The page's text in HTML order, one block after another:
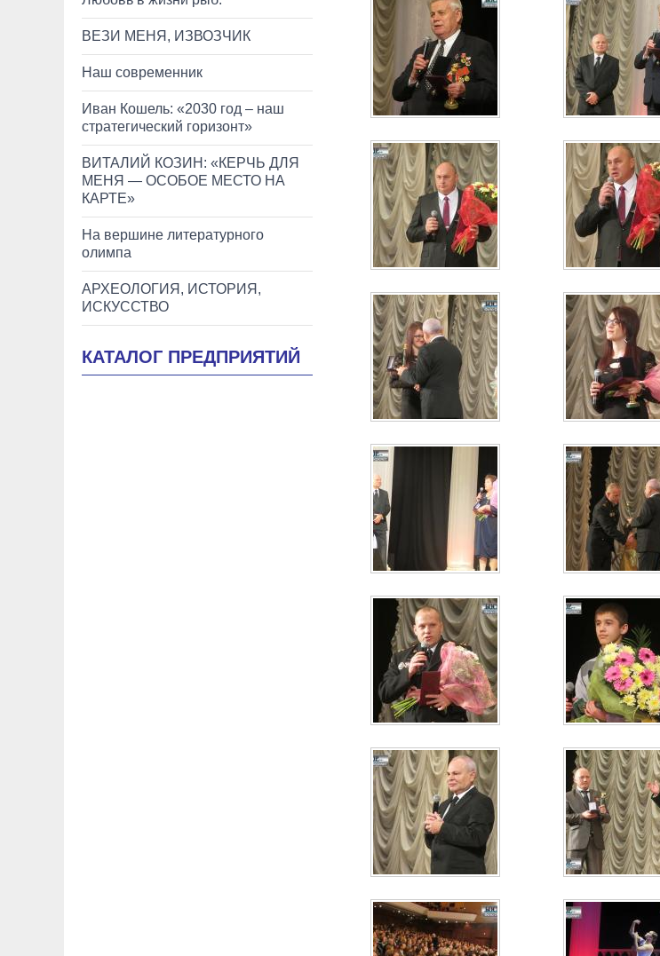
ВЕЗИ МЕНЯ, ИЗВОЗЧИК
Наш современник
Иван Кошель: «2030 год – наш
стратегический горизонт»
ВИТАЛИЙ КОЗИН: «КЕРЧЬ ДЛЯ
МЕНЯ — ОСОБОЕ МЕСТО НА
КАРТЕ»
На вершине литературного
олимпа
АРХЕОЛОГИЯ, ИСТОРИЯ,
ИСКУССТВО
КАТАЛОГ ПРЕДПРИЯТИЙ